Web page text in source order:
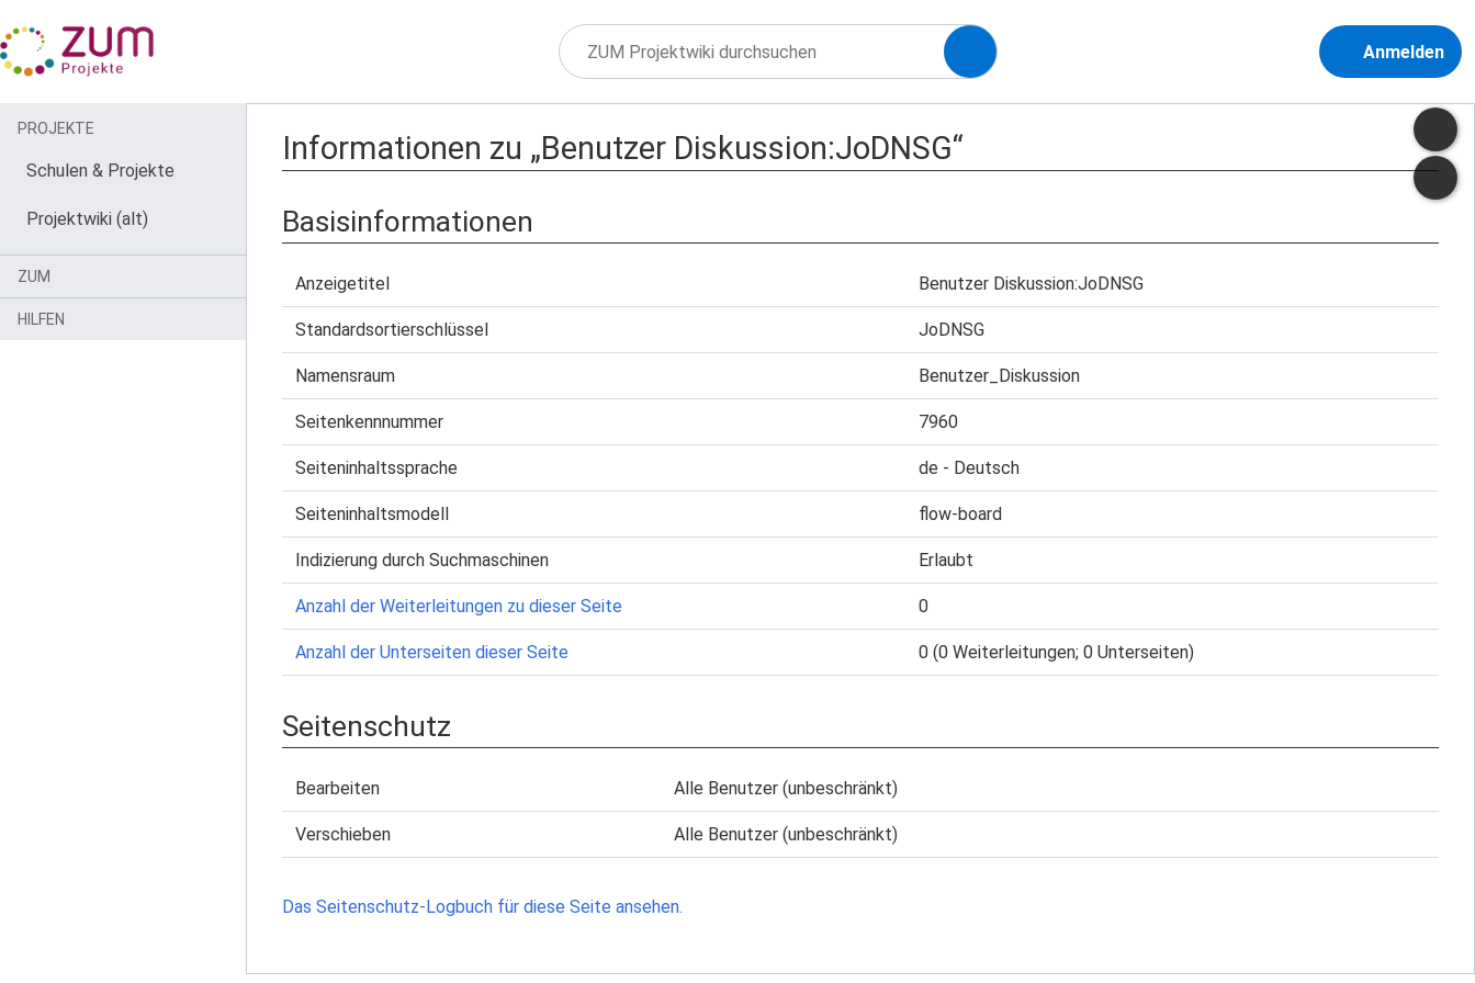
Anmelden
Informationen zu „Benutzer Diskussion:JoDNSG“
Basisinformationen
Anzeigetitel Benutzer Diskussion:JoDNSG
Standardsortierschlüssel JoDNSG
Namensraum Benutzer_Diskussion
Seitenkennnummer 7960
Seiteninhaltssprache de - Deutsch
Seiteninhaltsmodell flow-board
Indizierung durch Suchmaschinen Erlaubt
Anzahl der Weiterleitungen zu dieser Seite 0
Anzahl der Unterseiten dieser Seite 0 (0 Weiterleitungen; 0 Unterseiten)
Seitenschutz
Bearbeiten Alle Benutzer (unbeschränkt)
Verschieben Alle Benutzer (unbeschränkt)
Das Seitenschutz-Logbuch für diese Seite ansehen.
PROJEKTE
Schulen & Projekte
Projektwiki (alt)
ZUM
HILFEN